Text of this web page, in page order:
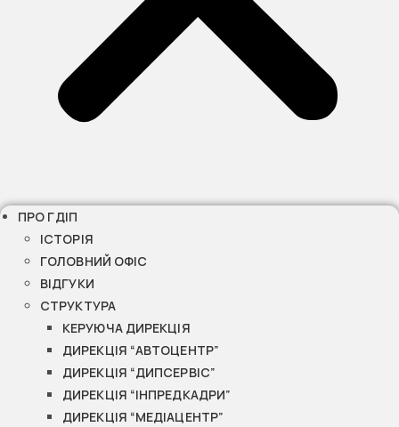
ПРО ГДІП
ІСТОРІЯ
ГОЛОВНИЙ ОФІС
ВІДГУКИ
СТРУКТУРА
КЕРУЮЧА ДИРЕКЦІЯ
ДИРЕКЦІЯ “АВТОЦЕНТР”
ДИРЕКЦІЯ “ДИПСЕРВІС”
ДИРЕКЦІЯ “ІНПРЕДКАДРИ”
ДИРЕКЦІЯ “МЕДІАЦЕНТР”